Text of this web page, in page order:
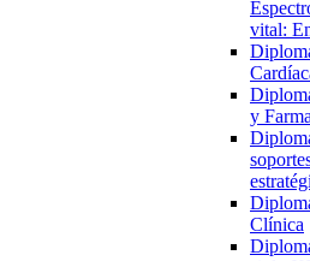
vital:
y
Clínica